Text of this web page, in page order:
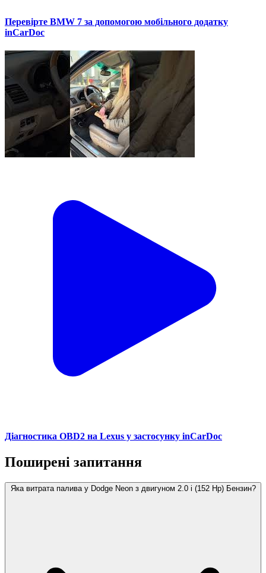
Перевірте BMW 7 за допомогою мобільного додатку
inCarDoc
Діагностика OBD2 на Lexus у застосунку inCarDoc
Поширені запитання
Яка витрата палива у Dodge Neon з двигуном 2.0 i (152 Hp) Бензин?